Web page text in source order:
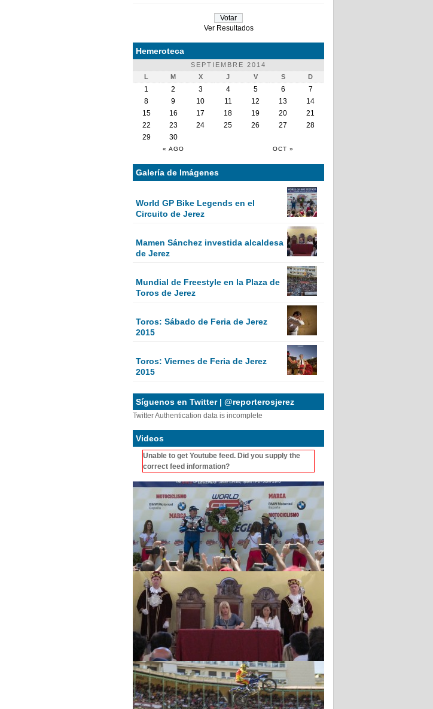
Ver Resultados
Hemeroteca
SEPTIEMBRE 2014
L
M X J V S D
« AGO OCT »
1 2 3 4 5 6
7
8
9 10 11 12 13
14
15
16 17 18 19 20
21
22
23 24 25 26 27
28
29
30
Galería de Imágenes
World GP Bike Legends en el
Circuito de Jerez
Mamen Sánchez investida alcaldesa
de Jerez
Mundial de Freestyle en la Plaza de
Toros de Jerez
Toros: Sábado de Feria de Jerez
2015
Toros: Viernes de Feria de Jerez
2015
Síguenos en Twitter | @reporterosjerez
Twitter Authentication data is incomplete
Videos
Unable to get Youtube feed. Did you supply the
correct feed information?